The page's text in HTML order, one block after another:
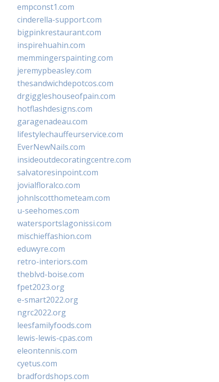
empconst1.com
cinderella-support.com
bigpinkrestaurant.com
inspirehuahin.com
memmingerspainting.com
jeremypbeasley.com
thesandwichdepotcos.com
drgiggleshouseofpain.com
hotflashdesigns.com
garagenadeau.com
lifestylechauffeurservice.com
EverNewNails.com
insideoutdecoratingcentre.com
salvatoresinpoint.com
jovialfloralco.com
johnlscotthometeam.com
u-seehomes.com
watersportslagonissi.com
mischieffashion.com
eduwyre.com
retro-interiors.com
theblvd-boise.com
fpet2023.org
e-smart2022.org
ngrc2022.org
leesfamilyfoods.com
lewis-lewis-cpas.com
eleontennis.com
cyetus.com
bradfordshops.com